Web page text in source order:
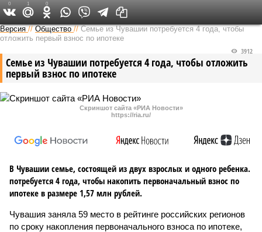
Версия в Чувашии
Версия //Общество //Семье из Чувашии потребуется 4 года, чтобы
отложить первый взнос по ипотеке
Семье из Чувашии потребуется 4 года, чтобы отложить
первый взнос по ипотеке
3912
Скриншот сайта «РИА Новости»
https://ria.ru/
В Чувашии семье, состоящей из двух взрослых и одного ребенка.
потребуется 4 года, чтобы накопить первоначальный взнос по
ипотеке в размере 1,57 млн рублей.
Чувашия заняла 59 место в рейтинге российских регионов
по сроку накопления первоначального взноса по ипотеке,
0 1 0